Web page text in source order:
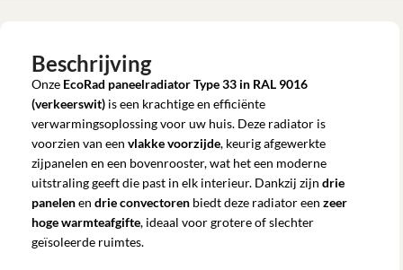
Beschrijving
Onze EcoRad paneelradiator Type 33 in RAL 9016
(verkeerswit) is een krachtige en efficiënte
verwarmingsoplossing voor uw huis. Deze radiator is
voorzien van een vlakke voorzijde, keurig afgewerkte
zijpanelen en een bovenrooster, wat het een moderne
uitstraling geeft die past in elk interieur. Dankzij zijn drie
panelenen drie convectoren biedt deze radiator een zeer
hoge warmteafgifte, ideaal voor grotere of slechter
geïsoleerde ruimtes.